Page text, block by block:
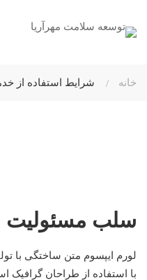
خانه شرایط استفاده از
سلب مسئولیت
لورم ایپسوم متن ساختگی با
با استفاده از طراحان گرافیک